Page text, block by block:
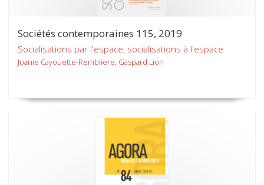
Sociétés contemporaines 115, 2019
Socialisations par l'espace, socialisations à l'espace
Joanie Cayouette-Rembliere, Gaspard Lion